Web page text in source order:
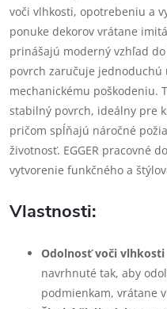
voči vlhkosti, opotrebeniu a
ponuke dekorov vrátane
prinášajú moderný vzhľad
povrch zaručuje jednoduchú
mechanickému poškodeniu.
stabilný povrch, ideálny pre
pričom spĺňajú náročné
životnosť. EGGER pracovné
vytvorenie funkčného a
Vlastnosti:
Odolnosť voči vlhkosti
navrhnuté tak, aby
podmienkam, vrátane